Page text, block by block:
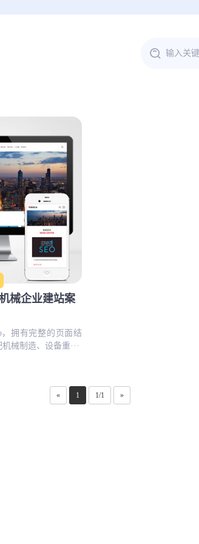
械企业建站案
拥有完整的页面结
械制造、设备重···
« 1 1/1 »